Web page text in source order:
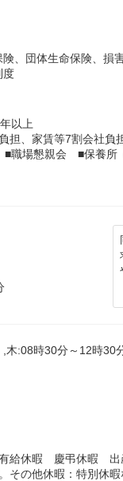
、団体生命保険、損
度
以上
担、家賃等7割会社負担
職場懇親会 ■保養所
木:08時30分～12時
給休暇 慶弔休暇 出
その他休暇：特別休暇